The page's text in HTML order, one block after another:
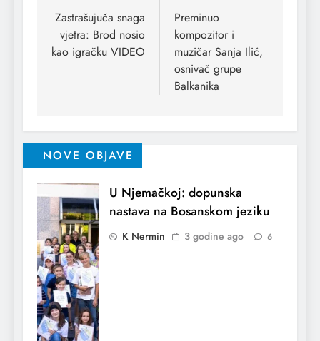
Zastrašujuča snaga
vjetra: Brod nosio
kao igračku VIDEO
Preminuo
kompozitor i
muzičar Sanja Ilić,
osnivač grupe
Balkanika
NOVE OBJAVE
U Njemačkoj: dopunska
nastava na Bosanskom jeziku
K Nermin 3 godine ago 6